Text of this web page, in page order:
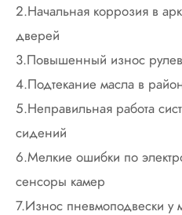
2.Начальная коррозия в
дверей
3.Повышенный износ
4.Подтекание масла в
5.Неправильная работа
сидений
6.Мелкие ошибки по
сенсоры камер
7.Износ пневмоподвески у